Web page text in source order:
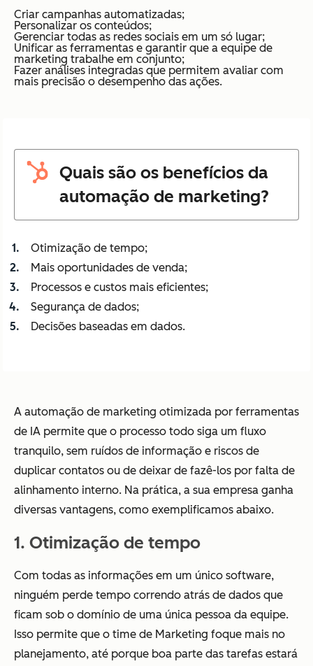
Criar campanhas automatizadas;
Personalizar os conteúdos;
Gerenciar todas as redes sociais em um só lugar;
Unificar as ferramentas e garantir que a equipe de
marketing trabalhe em conjunto;
Fazer análises integradas que permitem avaliar com
mais precisão o desempenho das ações.
Quais são os benefícios da
automação de marketing?
Otimização de tempo;
Mais oportunidades de venda;
Processos e custos mais eficientes;
Segurança de dados;
Decisões baseadas em dados.
A automação de marketing otimizada por ferramentas
de IA permite que o processo todo siga um fluxo
tranquilo, sem ruídos de informação e riscos de
duplicar contatos ou de deixar de fazê-los por falta de
alinhamento interno. Na prática, a sua empresa ganha
diversas vantagens, como exemplificamos abaixo.
1. Otimização de tempo
Com todas as informações em um único software,
ninguém perde tempo correndo atrás de dados que
ficam sob o domínio de uma única pessoa da equipe.
Isso permite que o time de Marketing foque mais no
planejamento, até porque boa parte das tarefas estará